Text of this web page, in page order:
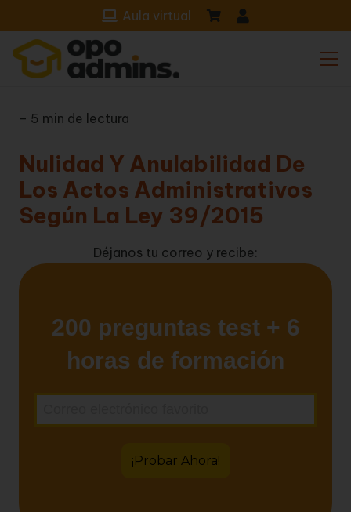
Aula virtual
– 5 min de lectura
Nulidad Y Anulabilidad De
Los Actos Administrativos
Según La Ley 39/2015
Déjanos tu correo y recibe: